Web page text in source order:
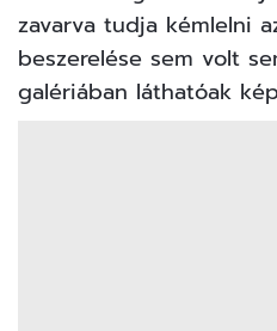
zavarva tudja kémlelni
beszerelése sem volt
galériában láthatóak